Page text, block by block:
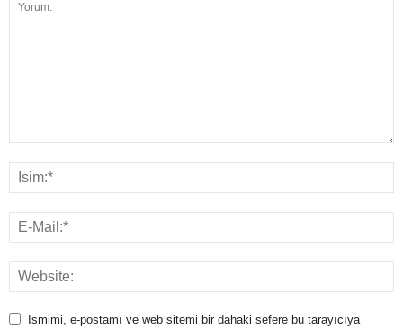
Ismimi, e-postamı ve web sitemi bir dahaki sefere bu tarayıcıya